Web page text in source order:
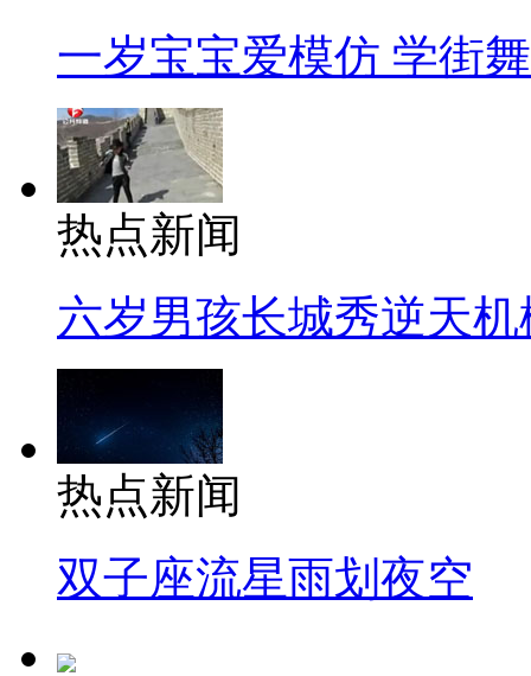
一岁宝宝爱模仿 学街
热点新闻
六岁男孩长城秀逆天机
热点新闻
双子座流星雨划夜空